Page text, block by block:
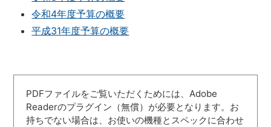
令和4年度予算の概要
平成31年度予算の概要
PDFファイルをご覧いただくためには、Adobe
Readerのプラグイン（無償）が必要となります。お
持ちでない場合は、お使いの機種とスペックに合わせ